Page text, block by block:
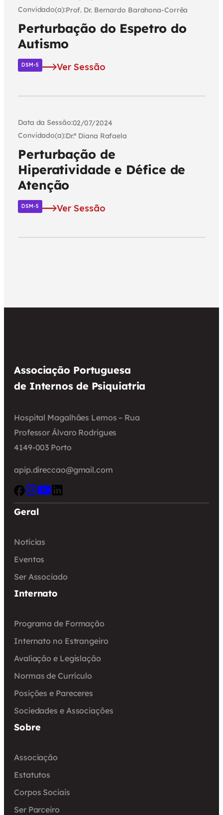
Convidado(a):Prof. Dr. Bernardo Barahona-Corrêa
Perturbação do Espetro do
Autismo
DSM-5 Ver Sessão
Data da Sessão:02/07/2024
Convidado(a):Dr.ª Diana Rafaela
Perturbação de
Hiperatividade e Défice de
Atenção
DSM-5 Ver Sessão
Associação Portuguesa
de Internos de Psiquiatria
Hospital Magalhães Lemos – Rua
Professor Álvaro Rodrigues
4149-003 Porto
apip.direccao@gmail.com
Geral
Notícias
Eventos
Ser Associado
Internato
Programa de Formação
Internato no Estrangeiro
Avaliação e Legislação
Normas de Currículo
Posições e Pareceres
Sociedades e Associações
Sobre
Associação
Estatutos
Corpos Sociais
Ser Parceiro